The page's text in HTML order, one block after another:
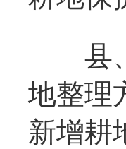
县、
地整理
新增耕